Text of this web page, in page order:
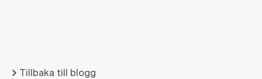
Tillbaka till blogg